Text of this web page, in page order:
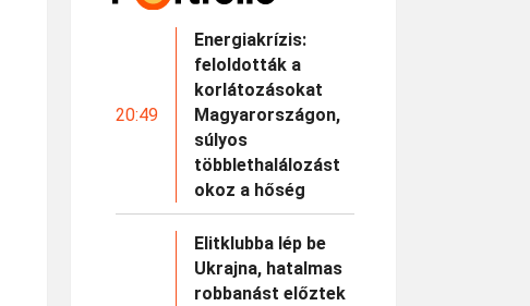
20:49
Energiakrízis:
feloldották a
korlátozásokat
Magyarországon,
súlyos
többlethalálozást
okoz a hőség
Elitklubba lép be
Ukrajna, hatalmas
robbanást előztek